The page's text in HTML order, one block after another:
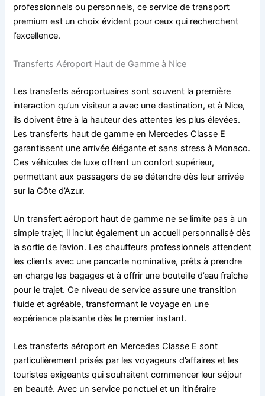
professionnels ou personnels, ce service de transport
premium est un choix évident pour ceux qui recherchent
l’excellence.
Transferts Aéroport Haut de Gamme à Nice
Les transferts aéroportuaires sont souvent la première
interaction qu’un visiteur a avec une destination, et à Nice,
ils doivent être à la hauteur des attentes les plus élevées.
Les transferts haut de gamme en Mercedes Classe E
garantissent une arrivée élégante et sans stress à Monaco.
Ces véhicules de luxe offrent un confort supérieur,
permettant aux passagers de se détendre dès leur arrivée
sur la Côte d’Azur.
Un transfert aéroport haut de gamme ne se limite pas à un
simple trajet; il inclut également un accueil personnalisé dès
la sortie de l’avion. Les chauffeurs professionnels attendent
les clients avec une pancarte nominative, prêts à prendre
en charge les bagages et à offrir une bouteille d’eau fraîche
pour le trajet. Ce niveau de service assure une transition
fluide et agréable, transformant le voyage en une
expérience plaisante dès le premier instant.
Les transferts aéroport en Mercedes Classe E sont
particulièrement prisés par les voyageurs d’affaires et les
touristes exigeants qui souhaitent commencer leur séjour
en beauté. Avec un service ponctuel et un itinéraire